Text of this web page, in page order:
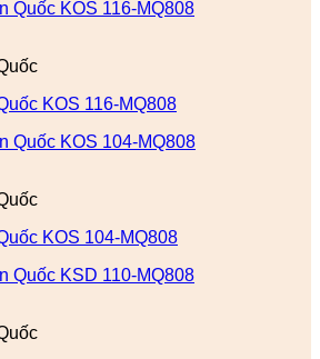
KOS 116-MQ808
KOS 104-MQ808